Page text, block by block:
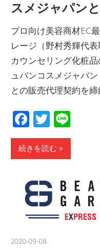
スメジャパン
プロ向け美容商材EC
レージ（野村秀輝代
カウンセリング化粧
ュバンコスメジャパ
との販売代理契約を
Facebook
Twitter
続きを読む
2020-09-08